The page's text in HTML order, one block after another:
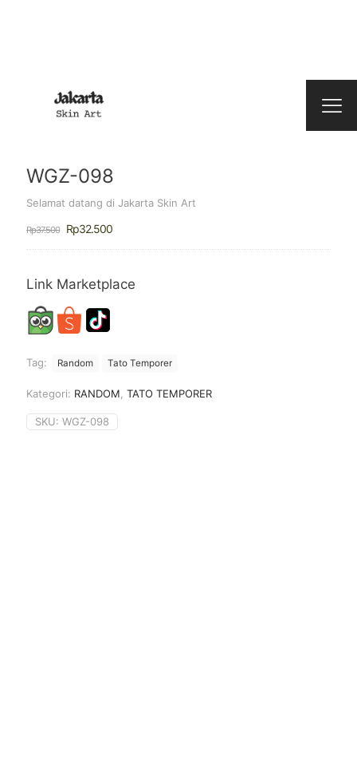
WGZ-098
Selamat datang di Jakarta Skin Art
Rp37.500
Harga
adalah:
Rp32.500Harga
ini
Rp32.500.
Link Marketplace
Tag: Random Tato Temporer
Kategori: RANDOM TATO TEMPORER
SKU: WGZ-098